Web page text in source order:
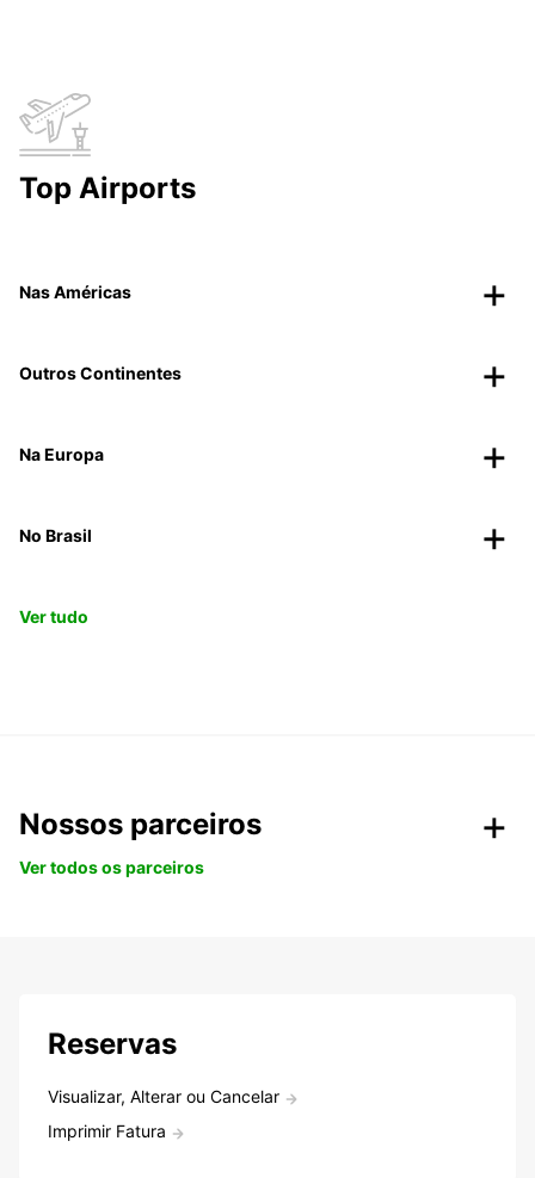
Top Airports
Nas Américas
Outros Continentes
Na Europa
No Brasil
Ver tudo
Nossos parceiros
Ver todos os parceiros
Reservas
Visualizar, Alterar ou Cancelar
Imprimir Fatura